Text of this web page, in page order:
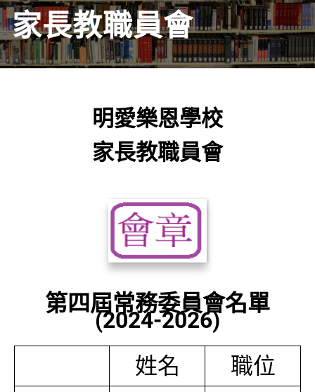
家長教職員會
明愛樂恩學校
家長教職員會
第四屆常務委員會名單
(2024-2026)
姓名
職位